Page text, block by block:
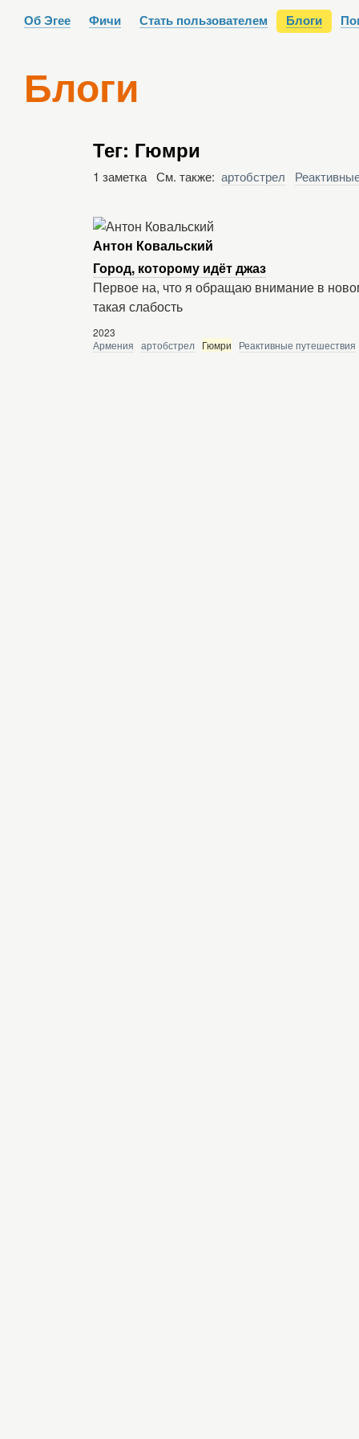
Об Эгее Фичи Стать пользователем Блоги
Блоги
Тег: Гюмри
1 заметка См. также: артобстрел
Антон Ковальский
Город, которому идёт джаз
Первое на, что я обращаю внимание в
такая слабость
2023
Армения артобстрел Гюмри Реактивные путешествия